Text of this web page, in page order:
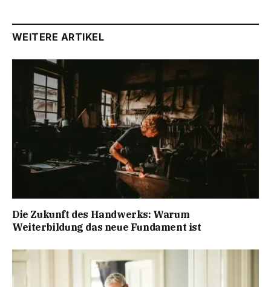
WEITERE ARTIKEL
Die Zukunft des Handwerks: Warum
Weiterbildung das neue Fundament ist